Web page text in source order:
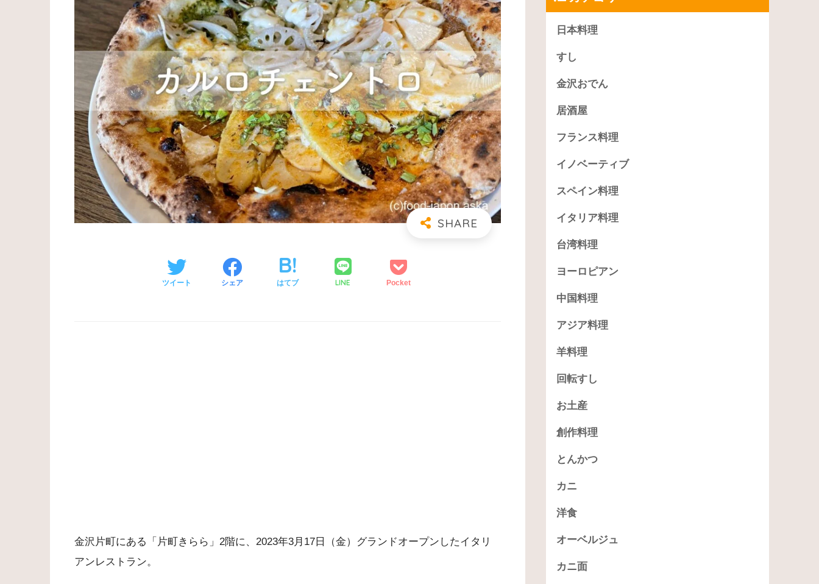
ツイート シェア はてブ LINE Pocket
金沢片町にある「片町きらら」2階に、2023年3月17日（金）グランドオープンしたイタリ
アンレストラン。
日本料理
すし
金沢おでん
居酒屋
フランス料理
イノベーティブ
スペイン料理
イタリア料理
台湾料理
ヨーロピアン
中国料理
アジア料理
羊料理
回転すし
お土産
創作料理
とんかつ
カニ
洋食
オーベルジュ
カニ面